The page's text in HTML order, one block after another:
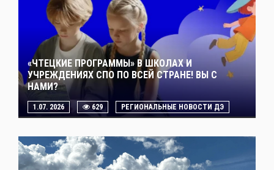
«ЧТЕЦКИЕ ПРОГРАММЫ» В ШКОЛАХ И
УЧРЕЖДЕНИЯХ СПО ПО ВСЕЙ СТРАНЕ! ВЫ С
НАМИ?
1.07. 2026 629 РЕГИОНАЛЬНЫЕ НОВОСТИ ДЭ